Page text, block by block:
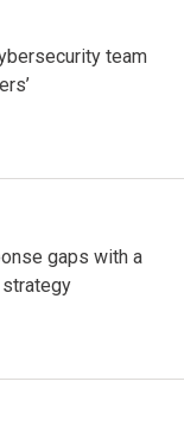
team
gaps with a